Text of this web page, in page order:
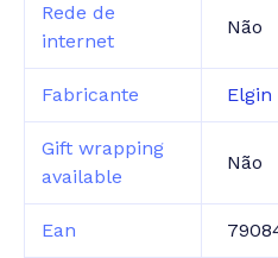
Rede de
internet
Não
Fabricante Elgin
Gift wrapping
available
Não
Ean